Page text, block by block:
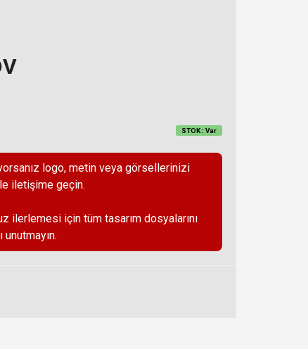
STOK : Var
logo, metin veya görsellerinizi
iletişime geçin.
ilerlemesi için tüm tasarım dosyalarını